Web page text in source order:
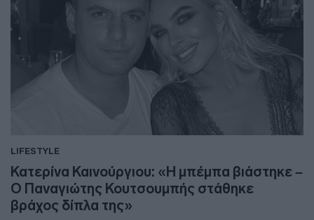
LIFESTYLE
Κατερίνα Καινούργιου: «Η μπέμπα βιάστηκε –
Ο Παναγιώτης Κουτσουμπής στάθηκε
βράχος δίπλα της»